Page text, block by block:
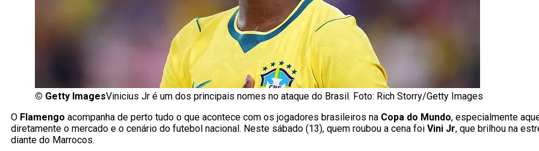
© Getty ImagesVinicius Jr é um dos principais nomes no ataque do Brasil. Foto: Rich Storry/Getty Images
O Flamengo acompanha de perto tudo o que acontece com os jogadores brasileiros na Copa do Mundo, especialmente
diretamente o mercado e o cenário do futebol nacional. Neste sábado (13), quem roubou a cena foi Vini Jr, que brilhou na
diante do Marrocos.